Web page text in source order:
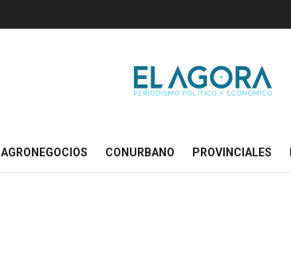
AGRONEGOCIOS CONURBANO PROVINCIALES